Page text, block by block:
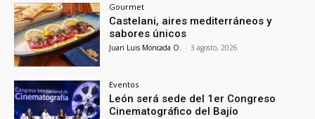
Gourmet
Castelani, aires mediterráneos y
sabores únicos
Juan Luis Moncada O. - 3 agosto, 2026
Eventos
León será sede del 1er Congreso
Cinematográfico del Bajío